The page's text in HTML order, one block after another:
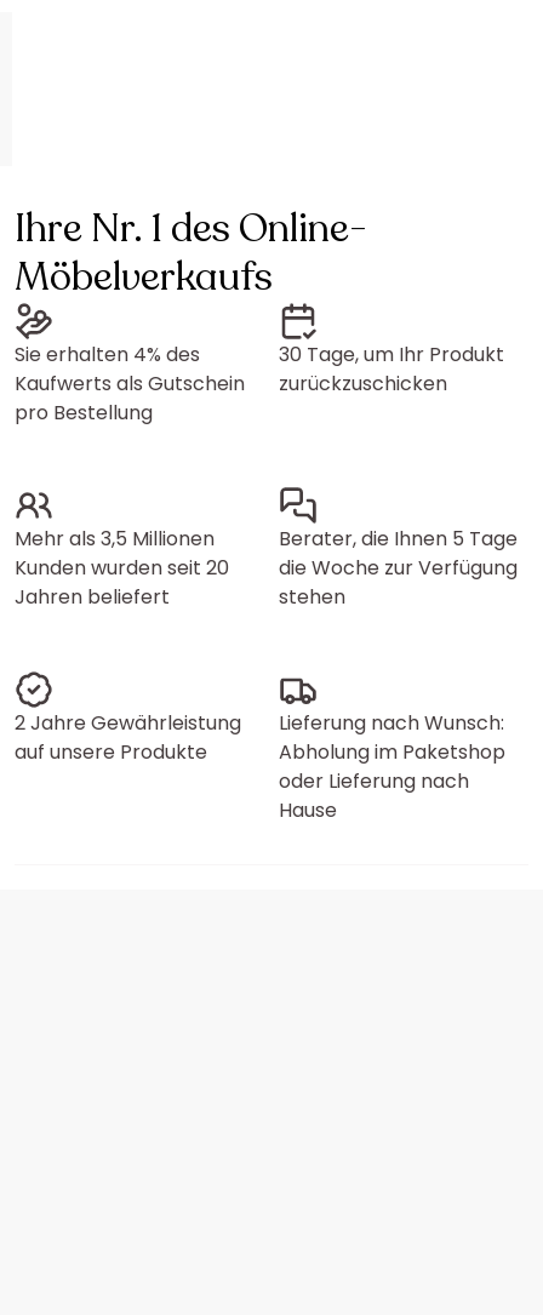
Ihre Nr. 1 des Online-
Möbelverkaufs
Sie erhalten 4% des
Kaufwerts als Gutschein
pro Bestellung
30 Tage, um Ihr Produkt
zurückzuschicken
Mehr als 3,5 Millionen
Kunden wurden seit 20
Jahren beliefert
Berater, die Ihnen 5 Tage
die Woche zur Verfügung
stehen
2 Jahre Gewährleistung
auf unsere Produkte
Lieferung nach Wunsch:
Abholung im Paketshop
oder Lieferung nach
Hause